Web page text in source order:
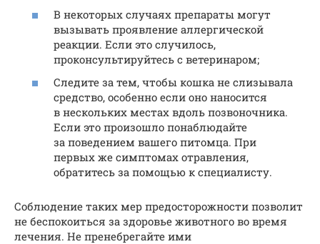
В некоторых случаях препараты могут
вызывать проявление аллергической
реакции. Если это случилось,
проконсультируйтесь с ветеринаром;
Следите за тем, чтобы кошка не слизывала
средство, особенно если оно наносится
в нескольких местах вдоль позвоночника.
Если это произошло понаблюдайте
за поведением вашего питомца. При
первых же симптомах отравления,
обратитесь за помощью к специалисту.
Соблюдение таких мер предосторожности позволит
не беспокоиться за здоровье животного во время
лечения. Не пренебрегайте ими